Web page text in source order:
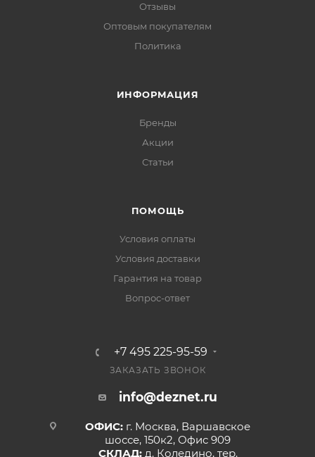
Отзывы
Оптовым покупателям
Политика
ИНФОРМАЦИЯ
Бренды
Акции
Статьи
ПОМОЩЬ
Условия оплаты
Условия доставки
Гарантия на товар
Вопрос-ответ
+7 495 225-95-59
ЗАКАЗАТЬ ЗВОНОК
info@deznet.ru
ОФИС: г. Москва, Варшавское
шоссе, 150к2, Офис 909
СКЛАД: д. Коледино, тер.